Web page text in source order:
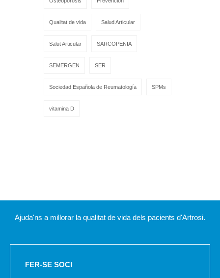
Qualitat de vida Salud Articular
Salut Articular SARCOPENIA
SEMERGEN SER
Sociedad Española de Reumatología SPMs
vitamina D
Ajuda'ns a millorar la qualitat de vida dels pacients d'Artrosi.
FER-SE SOCI